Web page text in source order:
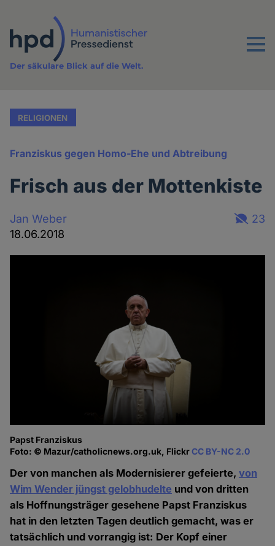
Inhalt
Menu
Der säkulare Blick auf die Welt.
RELIGIONEN
Franziskus gegen Homo-Ehe und Abtreibung
Frisch aus der Mottenkiste
Jan Weber
18.06.2018
23
Papst Franziskus
Foto: © Mazur/catholicnews.org.uk, FlickrCC BY-NC 2.0
Der von manchen als Modernisierer gefeierte,von
Wim Wender jüngst gelobhudelte und von dritten
als Hoffnungsträger gesehene Papst Franziskus
hat in den letzten Tagen deutlich gemacht, was er
tatsächlich und vorrangig ist: Der Kopf einer